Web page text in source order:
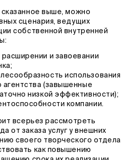
выше, можно
сценария, ведущих
собственной внутренней
и завоевании
использования
агентства (завышенные
низкой эффективности);
компании.
всерьез рассмотреть
от заказа услуг у внешних
своего творческого отдела
как повышению